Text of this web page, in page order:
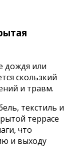
дождя или
скользкий
и травм.
текстиль и
террасе
что
и выходу